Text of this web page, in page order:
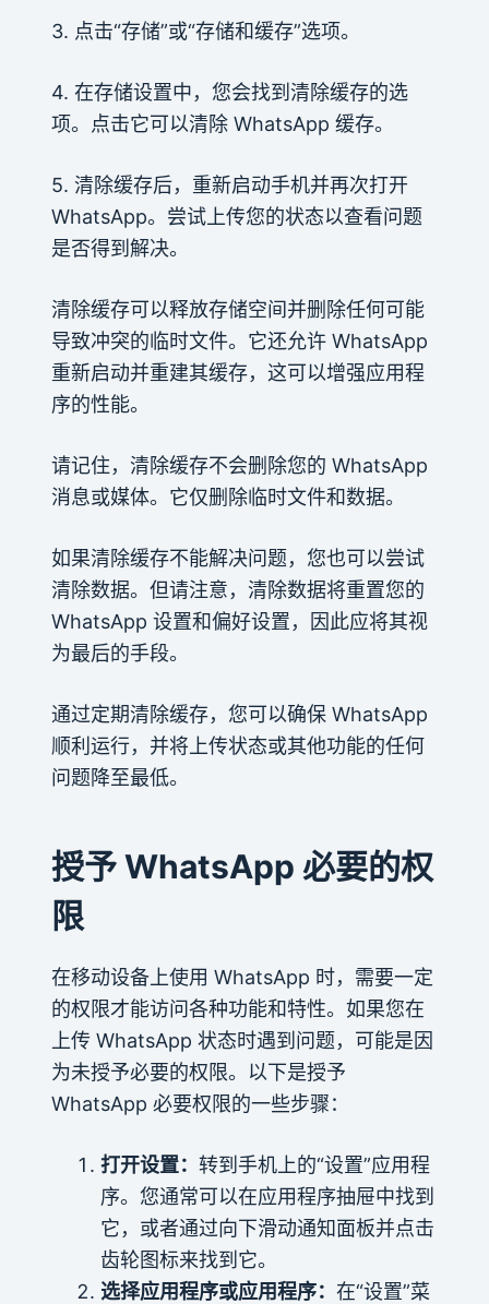
3. 点击“存储”或“存储和缓存”选项。
4. 在存储设置中，您会找到清除缓存的选
项。点击它可以清除 WhatsApp 缓存。
5. 清除缓存后，重新启动手机并再次打开
WhatsApp。尝试上传您的状态以查看问题
是否得到解决。
清除缓存可以释放存储空间并删除任何可能
导致冲突的临时文件。它还允许 WhatsApp
重新启动并重建其缓存，这可以增强应用程
序的性能。
请记住，清除缓存不会删除您的 WhatsApp
消息或媒体。它仅删除临时文件和数据。
如果清除缓存不能解决问题，您也可以尝试
清除数据。但请注意，清除数据将重置您的
WhatsApp 设置和偏好设置，因此应将其视
为最后的手段。
通过定期清除缓存，您可以确保 WhatsApp
顺利运行，并将上传状态或其他功能的任何
问题降至最低。
授予 WhatsApp 必要的权
限
在移动设备上使用 WhatsApp 时，需要一定
的权限才能访问各种功能和特性。如果您在
上传 WhatsApp 状态时遇到问题，可能是因
为未授予必要的权限。以下是授予
WhatsApp 必要权限的一些步骤：
打开设置： 转到手机上的“设置”应用程
序。您通常可以在应用程序抽屉中找到
它，或者通过向下滑动通知面板并点击
齿轮图标来找到它。
选择应用程序或应用程序： 在“设置”菜